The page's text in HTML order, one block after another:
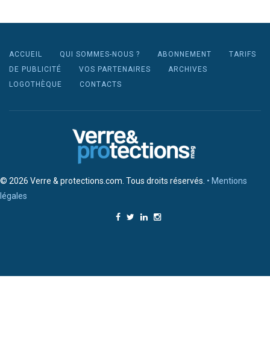
ACCUEIL QUI SOMMES-NOUS ? ABONNEMENT
TARIFS
DE PUBLICITÉ
VOS PARTENAIRES
ARCHIVES
LOGOTHÈQUE
CONTACTS
© 2026 Verre & protections.com. Tous droits réservés. • Mentions
légales